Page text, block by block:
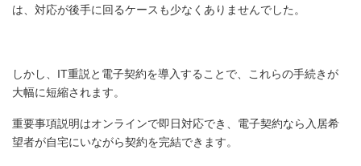
は、対応が後手に回るケースも少なくありませんでした。
しかし、IT重説と電子契約を導入することで、これらの手続きが
大幅に短縮されます。
重要事項説明はオンラインで即日対応でき、電子契約なら入居希
望者が自宅にいながら契約を完結できます。